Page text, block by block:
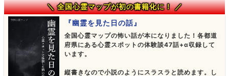
＼ 全国心霊マップが初の書籍化に！ ／
『幽霊を見た日の話』
全国心霊マップの怖い話が本になりました！各都道
府県にある心霊スポットの体験談47話+α収録して
います。
縦書きなので小説のようにスラスラと読めます。し